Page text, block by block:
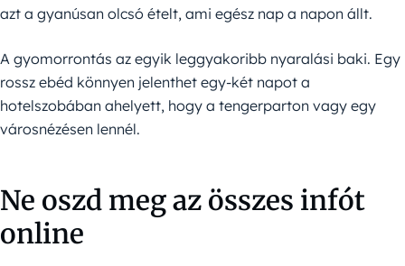
azt a gyanúsan olcsó ételt, ami egész nap a napon állt.
A gyomorrontás az egyik leggyakoribb nyaralási baki. Egy
rossz ebéd könnyen jelenthet egy-két napot a
hotelszobában ahelyett, hogy a tengerparton vagy egy
városnézésen lennél.
Ne oszd meg az összes infót
online